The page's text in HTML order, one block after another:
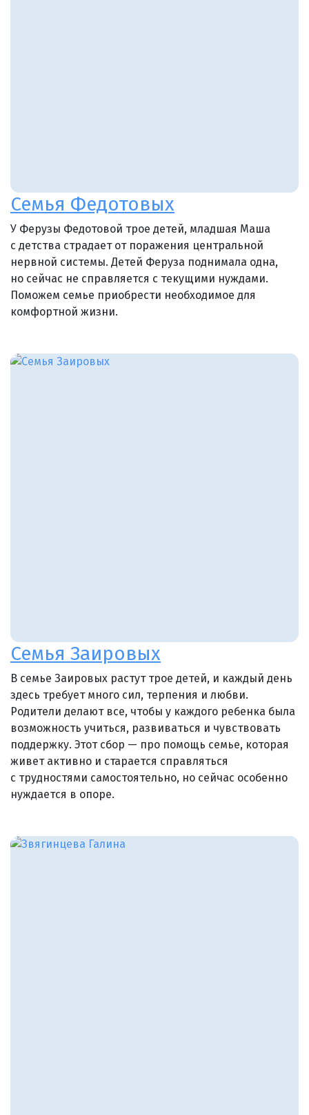
Семья Федотовых
У Ферузы Федотовой трое детей, младшая Маша
с детства страдает от поражения центральной
нервной системы. Детей Феруза поднимала одна,
но сейчас не справляется с текущими нуждами.
Поможем семье приобрести необходимое для
комфортной жизни.
Семья Заировых
В семье Заировых растут трое детей, и каждый день
здесь требует много сил, терпения и любви.
Родители делают все, чтобы у каждого ребенка была
возможность учиться, развиваться и чувствовать
поддержку. Этот сбор — про помощь семье, которая
живет активно и старается справляться
с трудностями самостоятельно, но сейчас особенно
нуждается в опоре.